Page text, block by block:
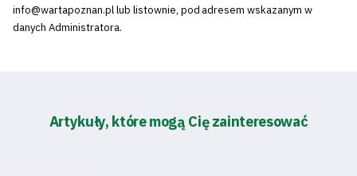
info@wartapoznan.pl lub listownie, pod adresem wskazanym w
danych Administratora.
Artykuły, które mogą Cię zainteresować